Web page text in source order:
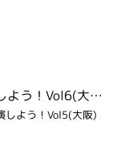
DAG×DAGV 大型ビジョン広告に出演しよう！Vol6(大阪)（2026年6月～7月開催）
しよう！Vol5(大阪)